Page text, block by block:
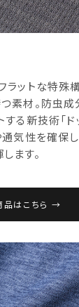
ラットな特殊
素材。防虫
する新技術「ド
通気性を確保
ます。
はこちら